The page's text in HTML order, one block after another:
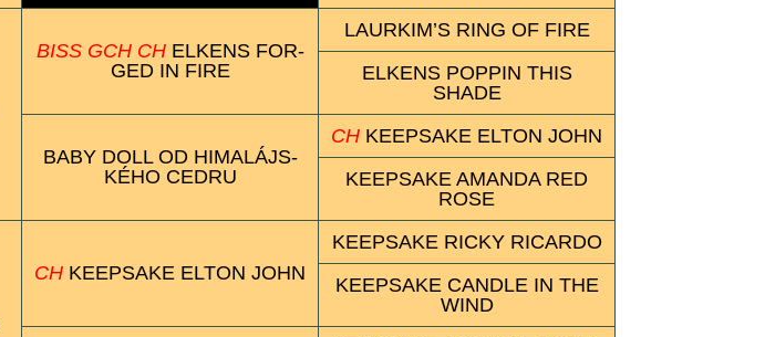
BISS GCH CHELKENS FOR­
GED IN FIRE
LAUR­KIM’S RING OF FIRE
ELK­ENS POP­PIN THIS
SHADE
BABY DOLL OD HIMA­LÁJS­
KÉHO CEDRU
CH KEEPSAKE ELTON JOHN
KEEP­SAKE AMA­NDA RED
ROSE
CH KEEP­SAKE ELTON JOHN
KEEP­SAKE RICKY RICA­RDO
KEEP­SAKE CANDLE IN THE
WIND